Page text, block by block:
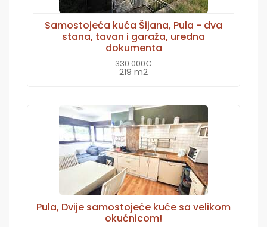
Samostojeća kuća Šijana, Pula - dva
stana, tavan i garaža, uredna
dokumenta
330.000€
219 m2
Pula, Dvije samostojeće kuće sa velikom
okućnicom!